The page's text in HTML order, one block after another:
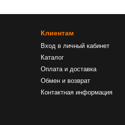
Клиентам
Вход в личный кабинет
Каталог
Оплата и доставка
Обмен и возврат
Контактная информация